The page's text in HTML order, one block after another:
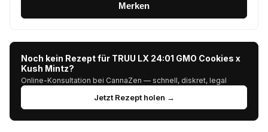
Merken
Noch kein Rezept für TRUU LX 24:01 GMO Cookies x
Kush Mintz?
Online-Konsultation bei CannaZen — schnell, diskret, legal
Jetzt Rezept holen →